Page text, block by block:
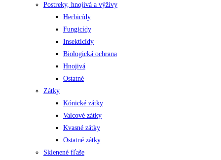
Postreky, hnojivá a výživy
Herbicídy
Fungicídy
Insekticídy
Biologická ochrana
Hnojivá
Ostatné
Zátky
Kónické zátky
Valcové zátky
Kvasné zátky
Ostatné zátky
Sklenené fľaše